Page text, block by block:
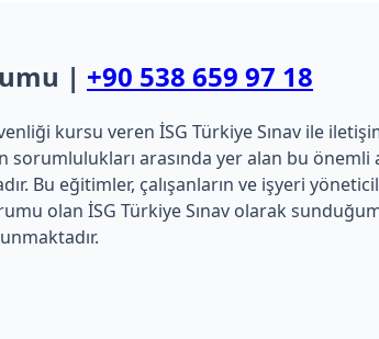
| +90 538 659 97 18
kursu veren İSG Türkiye Sınav ile
arasında yer alan bu
Bu eğitimler, çalışanların ve işyeri
olan İSG Türkiye Sınav olarak